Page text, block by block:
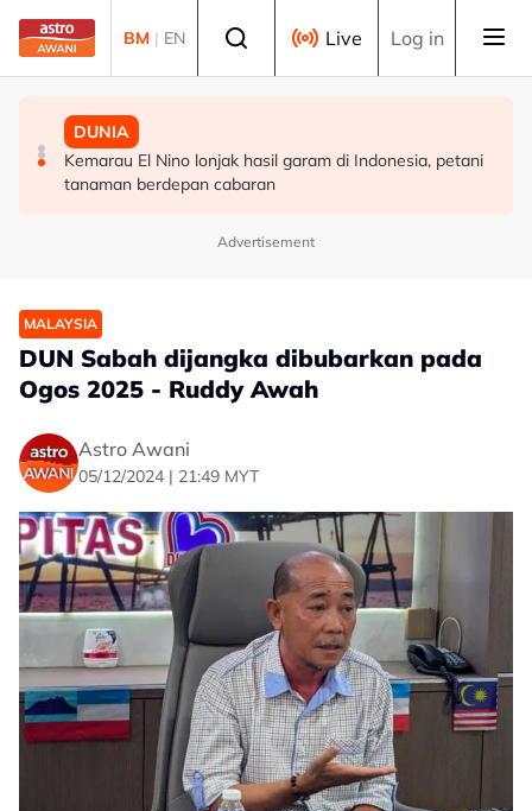
Skip to main content
BM | EN Live Log in
DUNIA
Greece keluar amaran merah susulan risiko kebakaran
hutan sangat tinggi
SUKAN
Al Ahli lantik Marino Pusic sebagai ketua jurulatih
baharu
DUNIA
Kemarau El Nino lonjak hasil garam di Indonesia, petani
tanaman berdepan cabaran
Advertisement
MALAYSIA
DUN Sabah dijangka dibubarkan pada
Ogos 2025 - Ruddy Awah
Astro Awani
05/12/2024 | 21:49 MYT